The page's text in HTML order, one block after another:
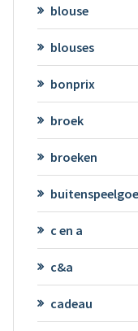
blouse
blouses
bonprix
broek
broeken
c en a
c&a
cadeau